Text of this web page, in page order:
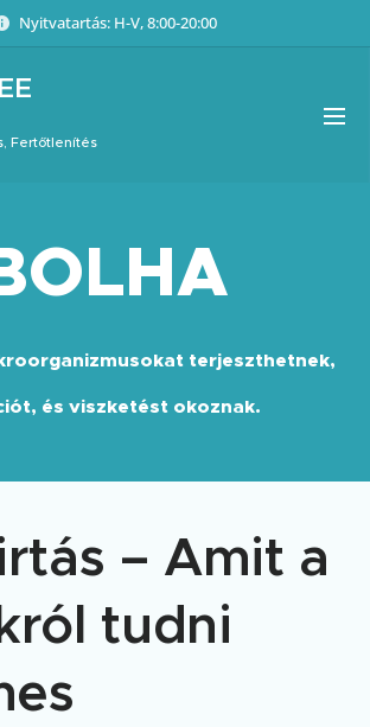
Nyitvatartás: H-V, 8:00-20:00
Fertőtlenítés
terjeszthetnek,
és viszketést okoznak.
– Amit a
tudni